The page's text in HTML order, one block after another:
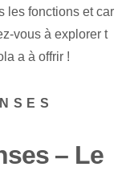
les fonctions et car
vous à explorer t
a à offrir !
– Le